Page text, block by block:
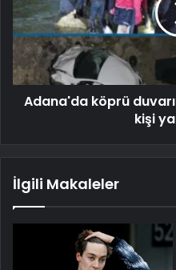
Adana'da köprü
kişi
İlgili Makaleler